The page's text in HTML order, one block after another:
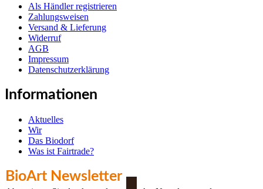
Als Händler registrieren
Zahlungsweisen
Versand & Lieferung
Widerruf
AGB
Impressum
Datenschutzerklärung
Informationen
Aktuelles
Wir
Das Biodorf
Was ist Fairtrade?
BioArt Newsletter